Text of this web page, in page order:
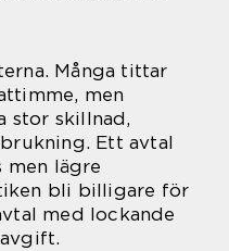
Många tittar
men
stor skillnad,
Ett avtal
lägre
bli billigare för
med lockande